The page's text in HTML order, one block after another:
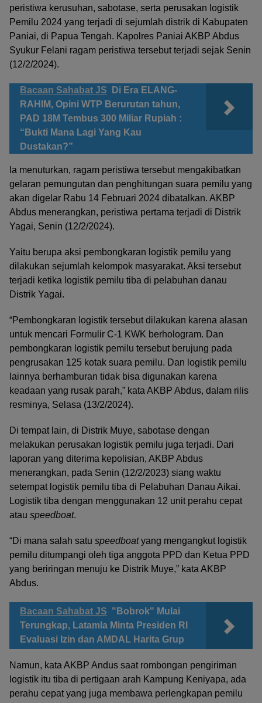
peristiwa kerusuhan, sabotase, serta perusakan logistik
Pemilu 2024 yang terjadi di sejumlah distrik di Kabupaten
Paniai, di Papua Tengah. Kapolres Paniai AKBP Abdus
Syukur Felani ragam peristiwa tersebut terjadi sejak Senin
(12/2/2024).
Bacaan Sahabat JS
Di Era ELANG-
RAHIM, Opini WTP Berurutan tahun,
PAD 18M Tembus 300 Miliar Rupiah :
“Bukti Mana Lagi Yang Kau
Dustakan?”
Ia menuturkan, ragam peristiwa tersebut mengakibatkan
gelaran pemungutan dan penghitungan suara pemilu yang
akan digelar Rabu 14 Februari 2024 dibatalkan. AKBP
Abdus menerangkan, peristiwa pertama terjadi di Distrik
Yagai, Senin (12/2/2024).
Yaitu berupa aksi pembongkaran logistik pemilu yang
dilakukan sejumlah kelompok masyarakat. Aksi tersebut
terjadi ketika logistik pemilu tiba di pelabuhan danau
Distrik Yagai.
“Pembongkaran logistik tersebut dilakukan karena alasan
untuk mencari Formulir C-1 KWK berhologram. Dan
pembongkaran logistik pemilu tersebut berujung pada
pengrusakan 125 kotak suara pemilu. Dan logistik pemilu
lainnya berhamburan tidak bisa digunakan karena
keadaan yang rusak parah,” kata AKBP Abdus, dalam rilis
resminya, Selasa (13/2/2024).
Di tempat lain, di Distrik Muye, sabotase dengan
melakukan perusakan logistik pemilu juga terjadi. Dari
laporan yang diterima kepolisian, AKBP Abdus
menerangkan, pada Senin (12/2/2023) siang waktu
setempat logistik pemilu tiba di Pelabuhan Danau Aikai.
Logistik tiba dengan menggunakan 12 unit perahu cepat
atau speedboat.
“Di mana salah satu speedboatyang mengangkut logistik
pemilu ditumpangi oleh tiga anggota PPD dan Ketua PPD
yang beriringan menuju ke Distrik Muye,” kata AKBP
Abdus.
Bacaan Sahabat JS "Bobrok" Mulai
Terungkap, Latamla Minta Presiden RI
Evaluasi Izin dan AMDAL Harita Grup
Namun, kata AKBP Andus saat rombongan pengiriman
logistik itu tiba di pertigaan arah Kampung Keniyapa, ada
perahu cepat yang juga membawa perlengkapan pemilu